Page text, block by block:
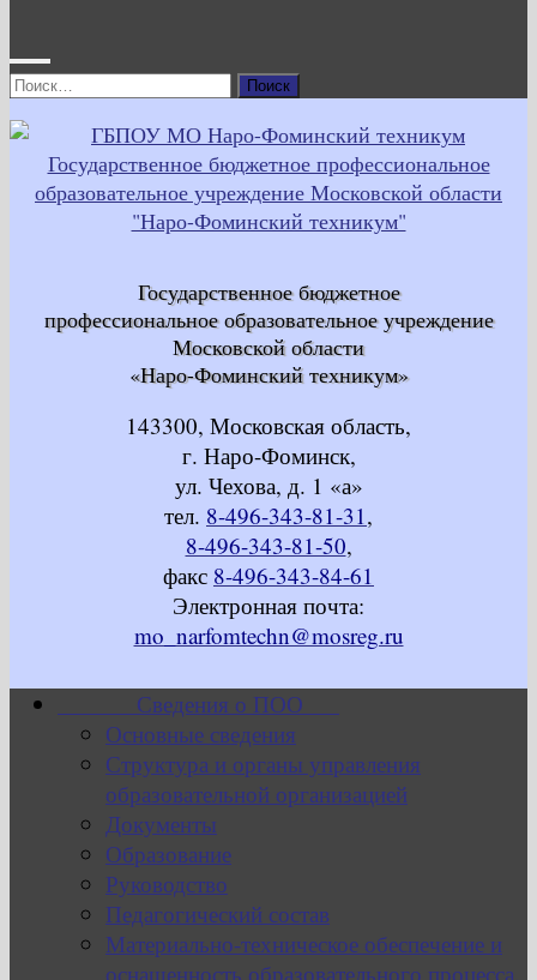
Найти:
Государственное бюджетное
профессиональное образовательное учреждение
Московской области
«Наро-Фоминский техникум»
143300, Московская область,
г. Наро-Фоминск,
ул. Чехова, д. 1 «а»
тел. 8-496-343-81-31,
8-496-343-81-50,
факс 8-496-343-84-61
Электронная почта:
mo_narfomtechn@mosreg.ru
Сведения о ПОО
Основные сведения
Структура и органы управления
образовательной организацией
Документы
Образование
Руководство
Педагогический состав
Материально-техническое обеспечение и
оснащенность образовательного процесса.